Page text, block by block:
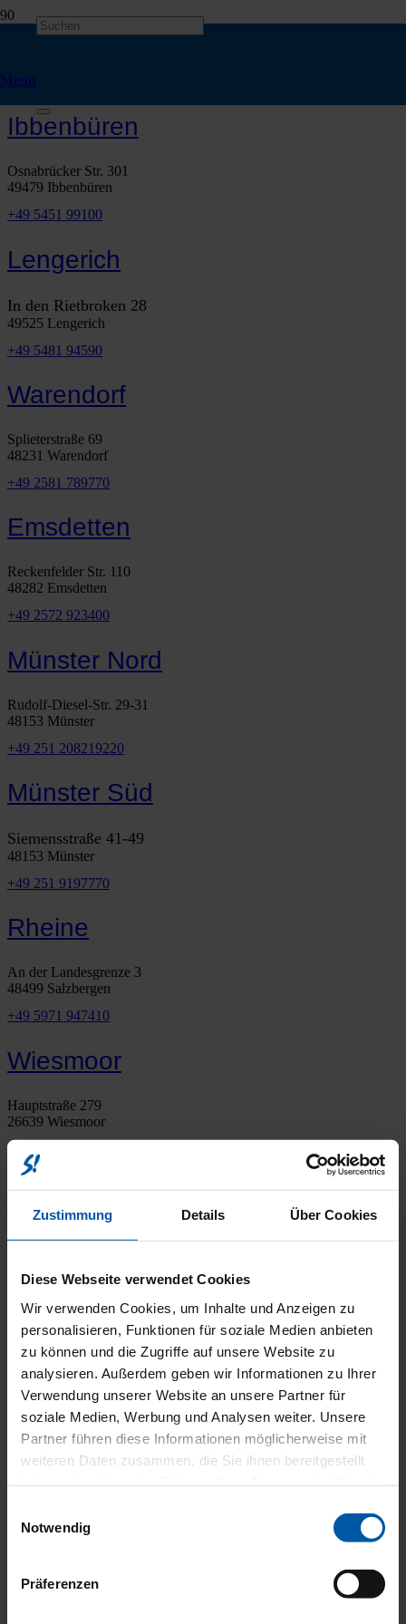
Zustimmung Details Über Cookies
Diese Webseite verwendet Cookies
Wir verwenden Cookies, um Inhalte und Anzeigen zu
personalisieren, Funktionen für soziale Medien anbieten
zu können und die Zugriffe auf unsere Website zu
analysieren. Außerdem geben wir Informationen zu Ihrer
Verwendung unserer Website an unsere Partner für
soziale Medien, Werbung und Analysen weiter. Unsere
Partner führen diese Informationen möglicherweise mit
weiteren Daten zusammen, die Sie ihnen bereitgestellt
Notwendig
Präferenzen
Remix
Ibbenbüren
Osnabrücker Str. 301
49479 Ibbenbüren
+49 5451 99100
Lengerich
In den Rietbroken 28
49525 Lengerich
+49 5481 94590
Warendorf
Splieterstraße 69
48231 Warendorf
+49 2581 789770
Emsdetten
Reckenfelder Str. 110
48282 Emsdetten
+49 2572 923400
Münster Nord
Rudolf-Diesel-Str. 29-31
48153 Münster
+49 251 208219220
Münster Süd
Siemensstraße 41-49
48153 Münster
+49 251 9197770
Rheine
An der Landesgrenze 3
48499 Salzbergen
+49 5971 947410
Wiesmoor
Hauptstraße 279
26639 Wiesmoor
+49 4944 43629100
Impressum
Haftungsschluss
Facebook
Instagram
LinkedIn
YouTube
TikTok